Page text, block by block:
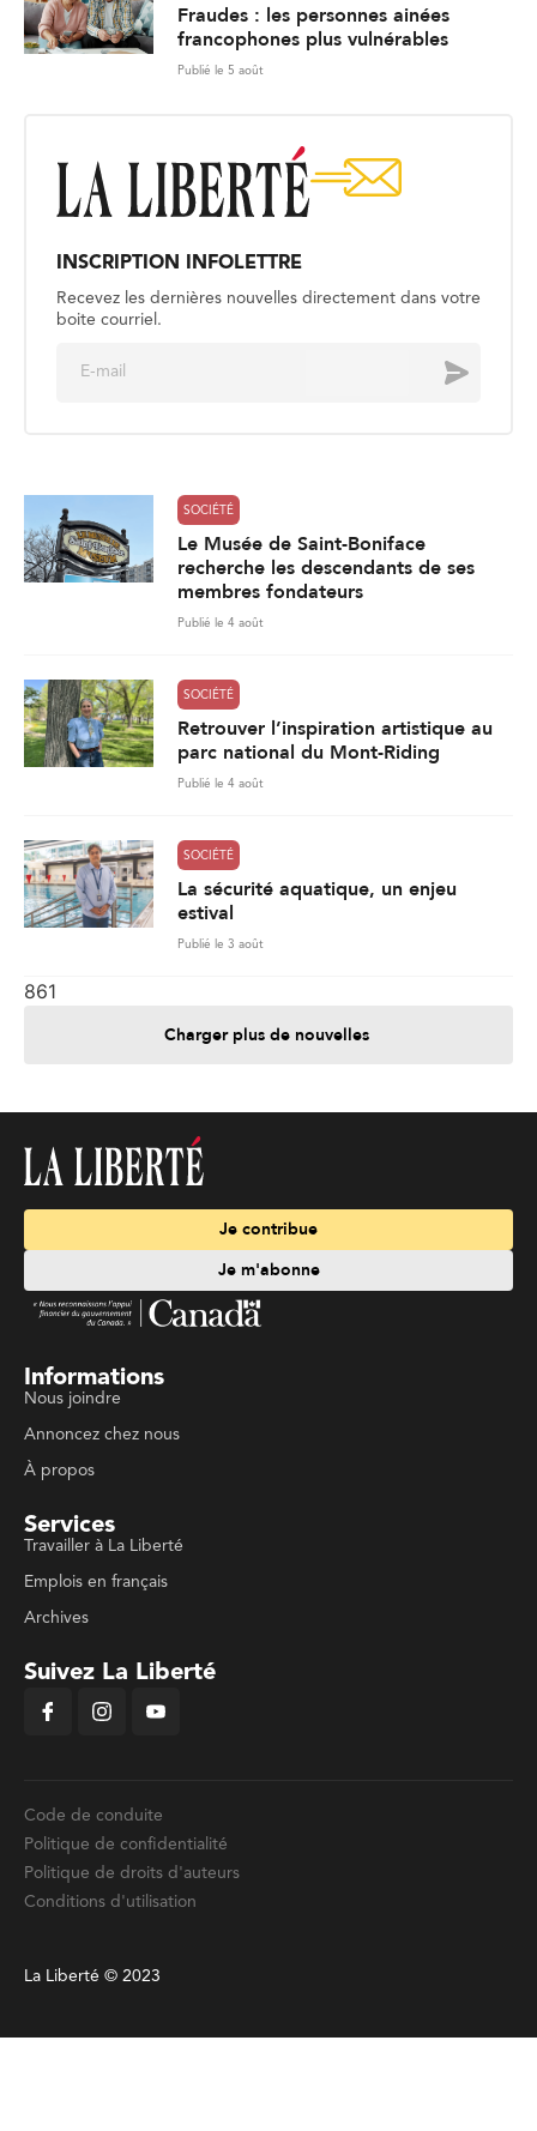
Fraudes : les personnes ainées
francophones plus vulnérables
Publié le 5 août
INSCRIPTION INFOLETTRE
Recevez les dernières nouvelles directement dans votre
boite courriel.
Envoyer
SOCIÉTÉ
Le Musée de Saint-Boniface
recherche les descendants de ses
membres fondateurs
Publié le 4 août
SOCIÉTÉ
Retrouver l’inspiration artistique au
parc national du Mont-Riding
Publié le 4 août
SOCIÉTÉ
La sécurité aquatique, un enjeu
estival
Publié le 3 août
861
Charger plus de nouvelles
Je contribue
Je m'abonne
Informations
Nous joindre
Annoncez chez nous
À propos
Services
Travailler à La Liberté
Emplois en français
Archives
Suivez La Liberté
Code de conduite
Politique de confidentialité
Politique de droits d'auteurs
Conditions d'utilisation
La Liberté © 2023